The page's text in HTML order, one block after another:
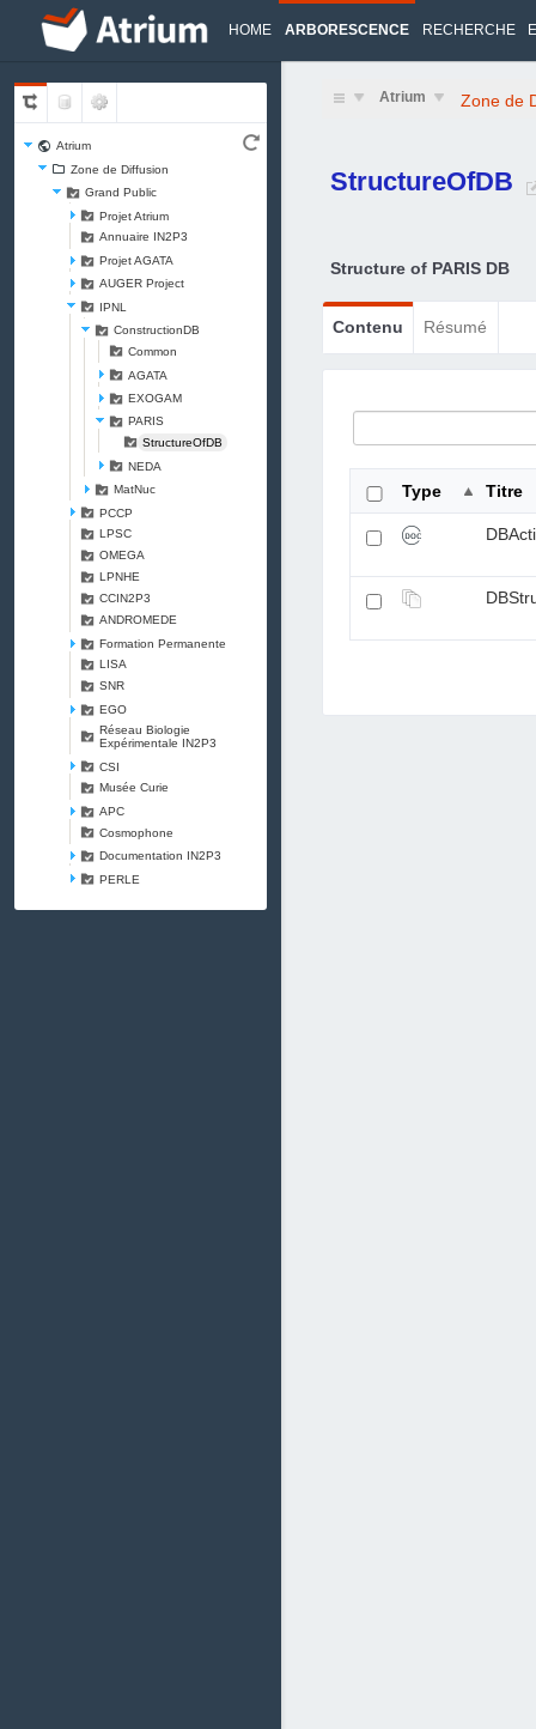
HOME ARBORESCENCE RECHERCHE
Atrium
Zone de Diffusion
Grand Public
Projet Atrium
Annuaire IN2P3
Projet AGATA
AUGER Project
IPNL
ConstructionDB
Common
AGATA
EXOGAM
PARIS
StructureOfDB
NEDA
MatNuc
PCCP
LPSC
OMEGA
LPNHE
CCIN2P3
ANDROMEDE
Formation Permanente
LISA
SNR
EGO
Réseau Biologie
Expérimentale IN2P3
CSI
Musée Curie
APC
Cosmophone
Documentation IN2P3
PERLE
Atrium Zone de
StructureOfDB
Structure of PARIS DB
Contenu Résumé
Type Titre